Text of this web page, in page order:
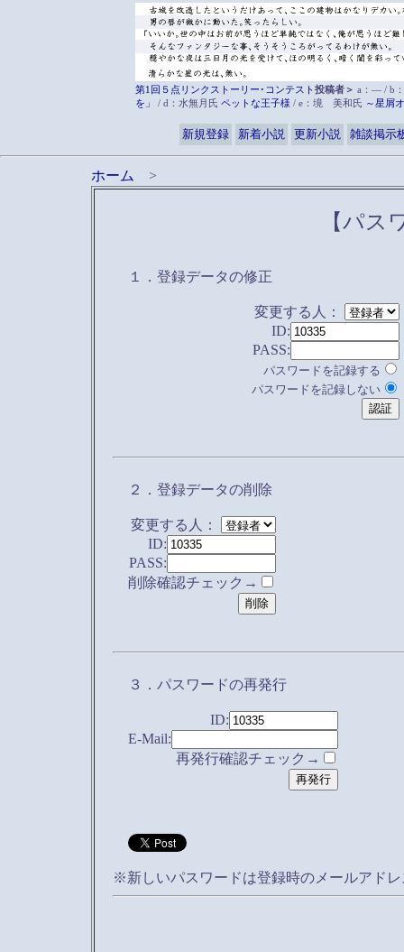
第1回５点リンクストーリー･コンテスト投稿者＞ a：― / b
を」
/ d：水無月氏 ペットな王子様 / e：境 美和氏 ～星屑
新規登録 新着小説 更新小説 雑談掲示
ホーム >
【パス
１．登録データの修正
変更する人：
ID:
PASS:
パスワードを記録する
パスワードを記録しない
２．登録データの削除
変更する人：
ID:
PASS:
削除確認チェック→
３．パスワードの再発行
ID:
E-Mail:
再発行確認チェック→
※新しいパスワードは登録時のメールアド